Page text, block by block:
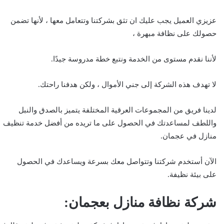
عزيزي العميل يجب عليك ان تثق بشركتنا وتتعامل معها ، لأنها تضمن
حصولك على نظافة مبهرة ،
لأننا نقدم مستوى من الخدمة ونتبع خطة مدروسة جيدًا.
لا تهدف هذه الشركة إلى جني الأموال ، ولكن هدفنا راحتك.
لدينا فريق من المجموعات العرقية المختلفة يتميز بالصدق والنبل
واللطف لمساعدتك في الحصول على ما تريده من أفضل خدمة تنظيف
منازل في عجمان.
الآن أستخدم شركتنا وتتواصل معك بسرعة ويساعدك في الحصول
على بيئة نظيفة.
شركة نظافة منازل بعجمان: